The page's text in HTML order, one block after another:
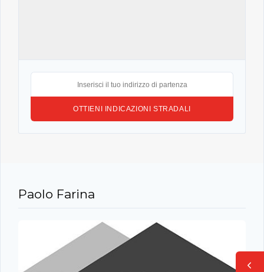
Paolo Farina